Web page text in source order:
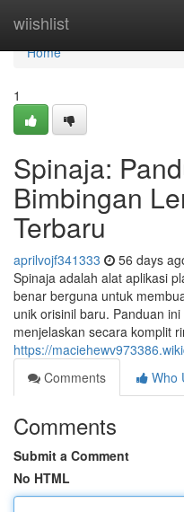
wiishlist
Home
Home
1
Spinaja:
Bimbingan
Terbaru
aprilvojf341333 56 days
Spinaja adalah alat aplikasi
benar berguna untuk
unik orisinil baru. Panduan
menjelaskan secara komplit
https://
Comments
Who
Comments
Submit a Comment
No HTML